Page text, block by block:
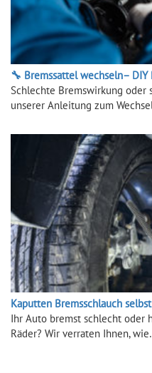
🔧 Bremssattel wechseln– DIY
Schlechte Bremswirkung oder
unserer Anleitung zum
Kaputten Bremsschlauch
Ihr Auto bremst schlecht oder
Räder? Wir verraten Ihnen,